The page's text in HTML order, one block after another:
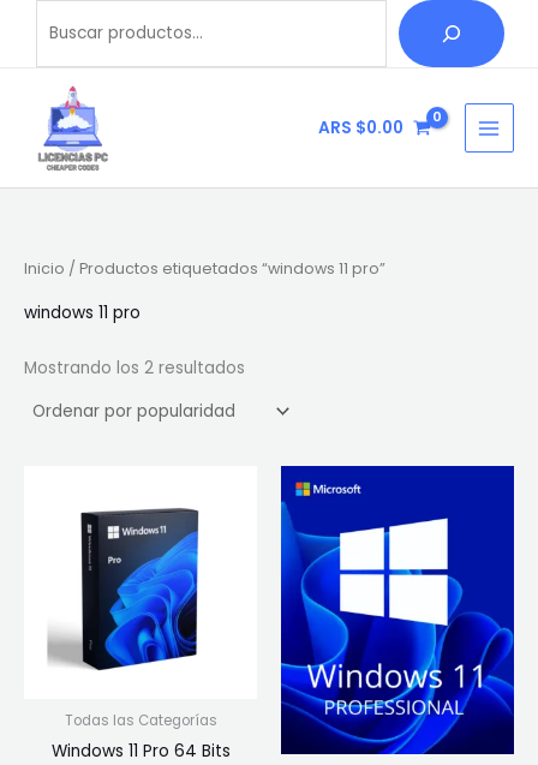
contenido
ARS $0.00
Inicio / Productos etiquetados “windows 11 pro”
windows 11 pro
Mostrando los 2 resultados
Ordenado
Todas las Categorías
Windows 11 Pro 64 Bits